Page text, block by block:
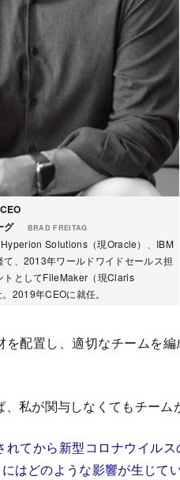
グ
BRAD FREITAG
Solutions（現Oracle）、IBM
、2013年ワールドワイドセールス担
トとしてFileMaker（現Claris
2019年CEOに就任。
を配置し、適切なチームを
私が関与しなくてもチーム
てから新型コロナウイルス
はどのような影響が生じてい